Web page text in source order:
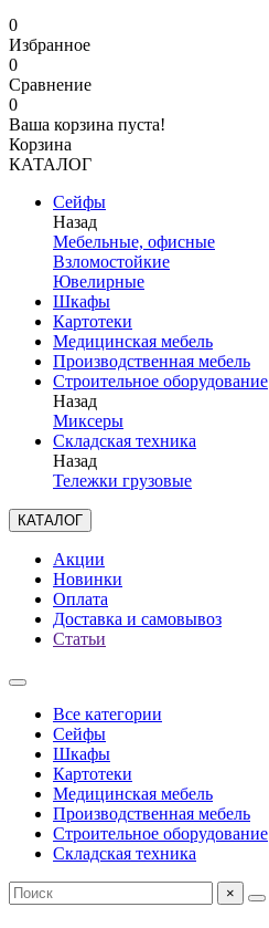
0
Избранное
0
Сравнение
0
Ваша корзина пуста!
Корзина
КАТАЛОГ
Сейфы
Назад
Мебельные, офисные
Взломостойкие
Ювелирные
Шкафы
Картотеки
Медицинская мебель
Производственная мебель
Строительное оборудование
Назад
Миксеры
Складская техника
Назад
Тележки грузовые
КАТАЛОГ
Акции
Новинки
Оплата
Доставка и самовывоз
Статьи
Все категории
Сейфы
Шкафы
Картотеки
Медицинская мебель
Производственная мебель
Строительное оборудование
Складская техника
×